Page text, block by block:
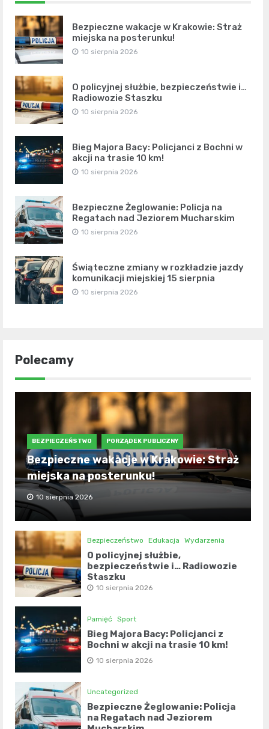
Bezpieczne wakacje w Krakowie: Straż
miejska na posterunku!
10 sierpnia 2026
O policyjnej służbie, bezpieczeństwie i…
Radiowozie Staszku
10 sierpnia 2026
Bieg Majora Bacy: Policjanci z Bochni w
akcji na trasie 10 km!
10 sierpnia 2026
Bezpieczne Żeglowanie: Policja na
Regatach nad Jeziorem Mucharskim
10 sierpnia 2026
Świąteczne zmiany w rozkładzie jazdy
komunikacji miejskiej 15 sierpnia
10 sierpnia 2026
Polecamy
BEZPIECZEŃSTWO PORZĄDEK PUBLICZNY
Bezpieczne wakacje w Krakowie: Straż
miejska na posterunku!
10 sierpnia 2026
Bezpieczeństwo Edukacja Wydarzenia
O policyjnej służbie,
bezpieczeństwie i… Radiowozie
Staszku
10 sierpnia 2026
Pamięć Sport
Bieg Majora Bacy: Policjanci z
Bochni w akcji na trasie 10 km!
10 sierpnia 2026
Uncategorized
Bezpieczne Żeglowanie: Policja
na Regatach nad Jeziorem